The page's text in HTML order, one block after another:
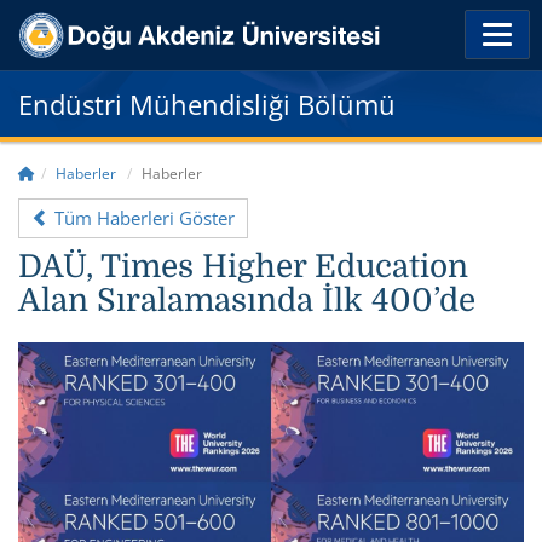
Endüstri Mühendisliği Bölümü
Haberler Haberler
Tüm Haberleri Göster
DAÜ, Times Higher Education
Alan Sıralamasında İlk 400’de